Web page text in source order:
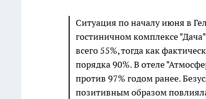
Ситуация по началу июня в
гостиничном комплексе
всего 55%, тогда как
порядка 90%. В отеле
против 97% годом ранее.
позитивным образом